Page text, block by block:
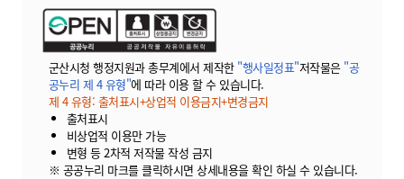
군산시청 행정지원과 총무계에서 제작한 "행사일정표"저작물은 "공
공누리 제 4 유형"에 따라 이용 할 수 있습니다.
제 4 유형: 출처표시+상업적 이용금지+변경금지
출처표시
비상업적 이용만 가능
변형 등 2차적 저작물 작성 금지
※ 공공누리 마크를 클릭하시면 상세내용을 확인 하실 수 있습니다.